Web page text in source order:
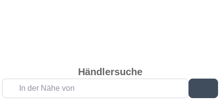
Händlersuche
In der Nähe von